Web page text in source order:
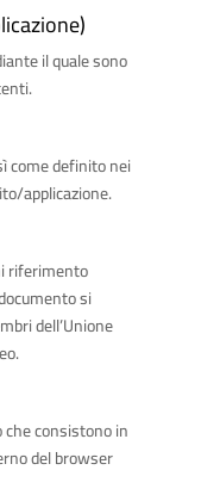
il quale sono
come definito nei
applicazione.
riferimento
si
dell’Unione
consistono in
del browser